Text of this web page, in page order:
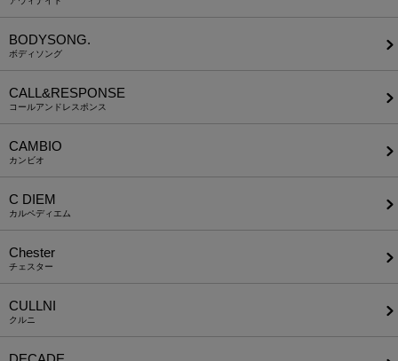
BODYSONG.
ボディソング
CALL&RESPONSE
コールアンドレスポンス
CAMBIO
カンビオ
C DIEM
カルペディエム
Chester
チェスター
CULLNI
クルニ